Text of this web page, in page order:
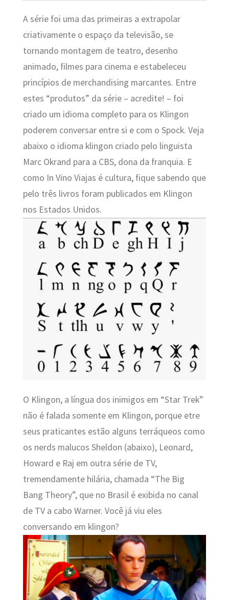
A série foi uma das primeiras a extrapolar
criativamente o espaço da televisão, se
tornando montagem de teatro, desenho
animado, filmes para cinema e estabeleceu
princípios de merchandising marcantes. Entre
estes “produtos” da série – acredite! – foi
criado um idioma completo para os Klingon
poderem conversar entre si e com o Spock. Veja
abaixo o idioma klingon criado pelo linguista
Marc Okrand para a CBS, dona da franquia. E
como In Vino Viajas é cultura, fique sabendo que
pelo três livros foram publicados em Klingon
nos Estados Unidos.
O Klingon, a língua dos inimigos em “Star Trek”
não é falada somente em Klingon, porque etre
seus praticantes estão alguns terráqueos como
os nerds malucos Sheldon (abaixo), Leonard,
Howard e Raj em outra série de TV,
tremendamente hilária, chamada “The Big
Bang Theory”, que no Brasil é exibida no canal
de TV a cabo Warner. Você já viu eles
conversando em klingon?